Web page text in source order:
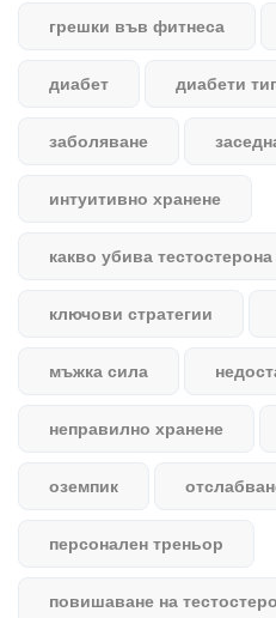
грешки във фитнеса
диабет диабети
заболяване
интуитивно хранене
какво убива тестостерона
ключови стратегии
мъжка сила
неправилно хранене
оземпик
персонален треньор
повишаване на